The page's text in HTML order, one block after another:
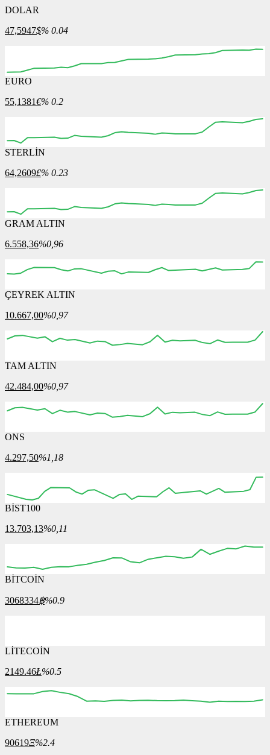
DOLAR
47,5947$% 0.04
EURO
55,1381€% 0.2
STERLİN
64,2609£% 0.23
GRAM ALTIN
6.558,36%0,96
ÇEYREK ALTIN
10.667,00%0,97
TAM ALTIN
42.484,00%0,97
ONS
4.297,50%1,18
BİST100
13.703,13%0,11
BİTCOİN
3068334฿%0.9
LİTECOİN
2149.46Ł%0.5
ETHEREUM
90619Ξ%2.4